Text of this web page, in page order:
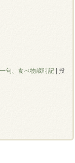
句、食べ物歳時記
投